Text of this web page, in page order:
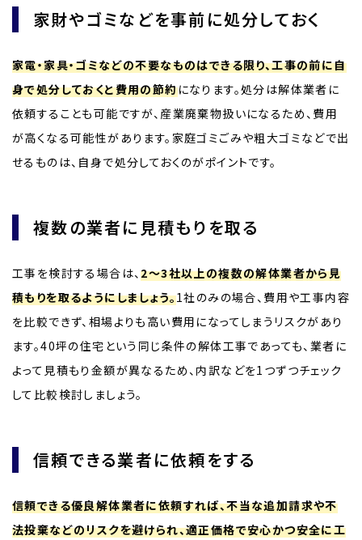
家財やゴミなどを事前に処分しておく
家電・家具・ゴミなどの不要なものはできる限り、工事の前に自
身で処分しておくと費用の節約になります。処分は解体業者に
依頼することも可能ですが、産業廃棄物扱いになるため、費用
が高くなる可能性があります。家庭ゴミごみや粗大ゴミなどで出
せるものは、自身で処分しておくのがポイントです。
複数の業者に見積もりを取る
工事を検討する場合は、2～3社以上の複数の解体業者から見
積もりを取るようにしましょう。1社のみの場合、費用や工事内容
を比較できず、相場よりも高い費用になってしまうリスクがあり
ます。40坪の住宅という同じ条件の解体工事であっても、業者に
よって見積もり金額が異なるため、内訳などを1つずつチェック
して比較検討しましょう。
信頼できる業者に依頼をする
信頼できる優良解体業者に依頼すれば、不当な追加請求や不
法投棄などのリスクを避けられ、適正価格で安心かつ安全に工